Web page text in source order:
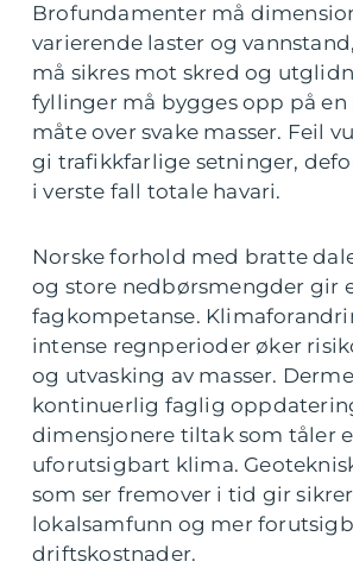
Brofundamenter må
varierende laster og
må sikres mot skred og
fyllinger må bygges opp på
måte over svake masser. Feil
gi trafikkfarlige setninger,
i verste fall totale havari.
Norske forhold med bratte
og store nedbørsmengder gir
fagkompetanse.
intense regnperioder øker
og utvasking av masser.
kontinuerlig faglig
dimensjonere tiltak som tåler
uforutsigbart klima.
som ser fremover i tid gir
lokalsamfunn og mer
driftskostnader.